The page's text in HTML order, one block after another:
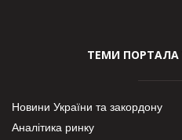
ТЕМИ ПОРТАЛА
Новини України та закордону
Аналітика ринку